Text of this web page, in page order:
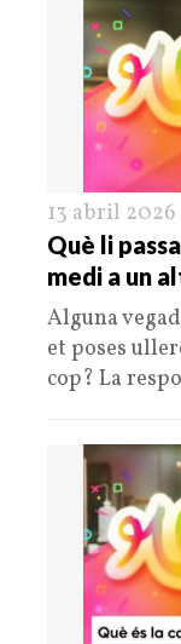
13 abril 2026
Què li
medi a un
Alguna
et poses
cop? La